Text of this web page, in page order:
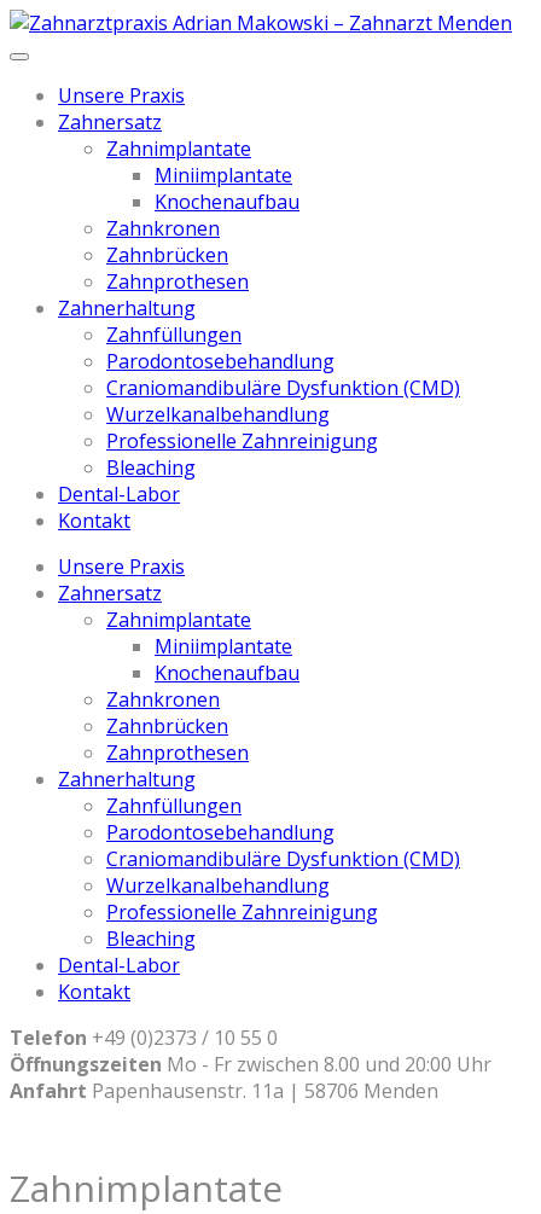
Unsere Praxis
Zahnersatz
Zahnimplantate
Miniimplantate
Knochenaufbau
Zahnkronen
Zahnbrücken
Zahnprothesen
Zahnerhaltung
Zahnfüllungen
Parodontosebehandlung
Craniomandibuläre Dysfunktion (CMD)
Wurzelkanalbehandlung
Professionelle Zahnreinigung
Bleaching
Dental-Labor
Kontakt
Unsere Praxis
Zahnersatz
Zahnimplantate
Miniimplantate
Knochenaufbau
Zahnkronen
Zahnbrücken
Zahnprothesen
Zahnerhaltung
Zahnfüllungen
Parodontosebehandlung
Craniomandibuläre Dysfunktion (CMD)
Wurzelkanalbehandlung
Professionelle Zahnreinigung
Bleaching
Dental-Labor
Kontakt
Telefon +49 (0)2373 / 10 55 0
Öffnungszeiten Mo - Fr zwischen 8.00 und 20:00 Uhr
Anfahrt Papenhausenstr. 11a | 58706 Menden
Zahnimplantate